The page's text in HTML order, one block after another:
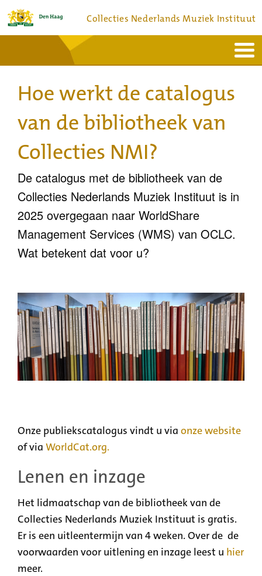
Collecties Nederlands Muziek Instituut
Bronnen en collecties
Dienstverlening
Bezoek
Over
Hoe werkt de catalogus
van de bibliotheek van
Collecties NMI?
De catalogus met de bibliotheek van de
Collecties Nederlands Muziek Instituut is in
2025 overgegaan naar WorldShare
Management Services (WMS) van OCLC.
Wat betekent dat voor u?
Onze publiekscatalogus vindt u via onze website
of via WorldCat.org.
Lenen en inzage
Het lidmaatschap van de bibliotheek van de
Collecties Nederlands Muziek Instituut is gratis.
Er is een uitleentermijn van 4 weken. Over de de
voorwaarden voor uitlening en inzage leest u hier
meer.